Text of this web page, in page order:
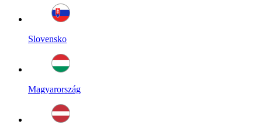
Slovensko
Magyarország